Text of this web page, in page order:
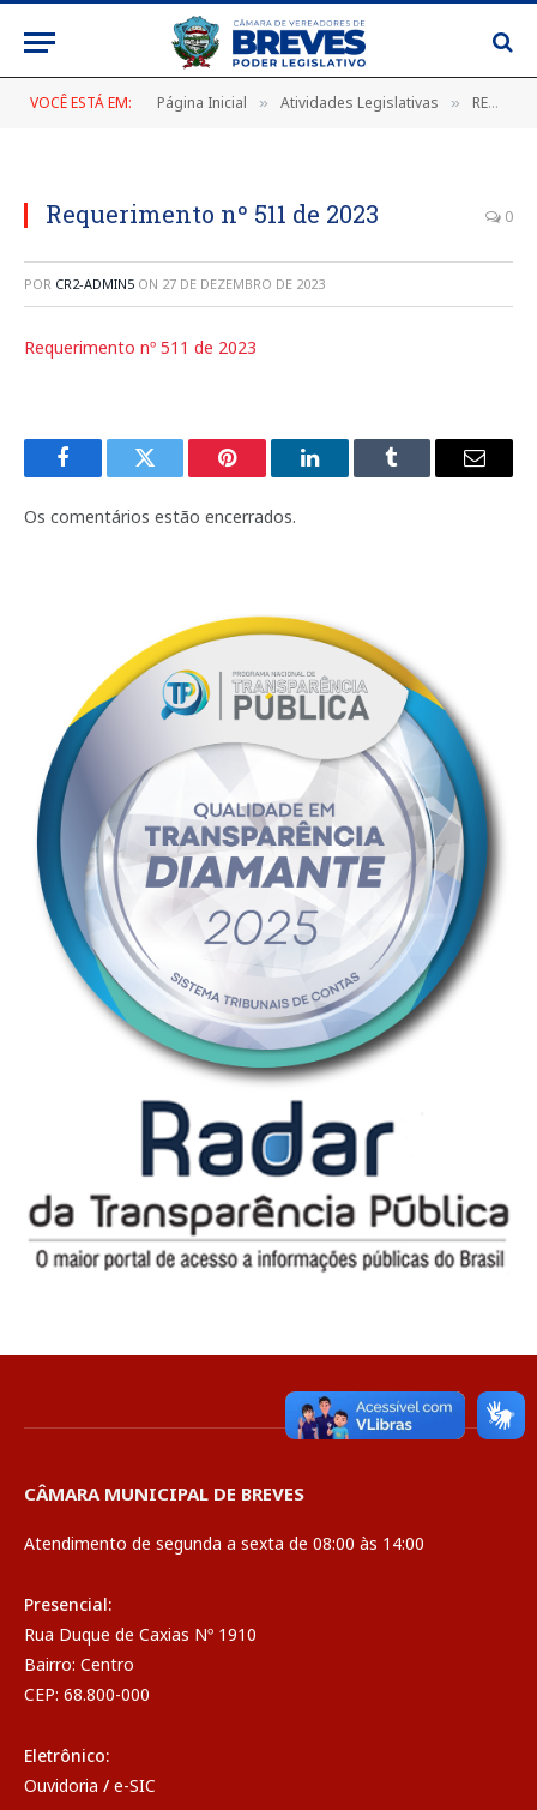
VOCÊ ESTÁ EM: Página Inicial » Atividades Legislativas » REQUERIMENTOS 2023
Requerimento nº 511 de 2023 0
POR CR2-ADMIN5 ON 27 DE DEZEMBRO DE 2023
Requerimento nº 511 de 2023
FacebookTwitter Pinterest LinkedInTumblr
E-
Os comentários estão encerrados.
CÂMARA MUNICIPAL DE BREVES
Atendimento de segunda a sexta de 08:00 às 14:00
Presencial:
Rua Duque de Caxias Nº 1910
Bairro: Centro
CEP: 68.800-000
Eletrônico:
Ouvidoria / e-SIC